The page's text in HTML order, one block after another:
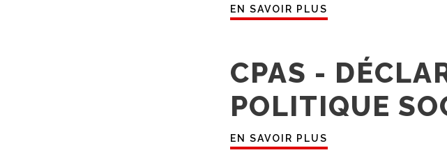
EN SAVOIR PLUS
CPAS -
POLITIQUE
EN SAVOIR PLUS